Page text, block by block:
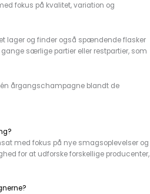
fokus på kvalitet, variation og
lager og finder også spændende flasker
særlige partier eller restpartier, som
årgangschampagne blandt de
med fokus på nye smagsoplevelser og
for at udforske forskellige producenter,